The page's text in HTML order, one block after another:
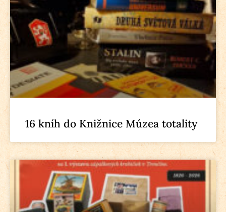
16 kníh do Knižnice Múzea totality